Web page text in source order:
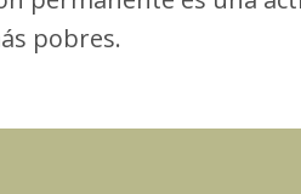
pobres.